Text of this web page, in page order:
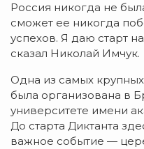
Россия никогда не
сможет ее никогда
успехов. Я даю старт
сказал Николай Имчук.
Одна из самых
была организована в
университете имени
До старта Диктанта
важное событие —